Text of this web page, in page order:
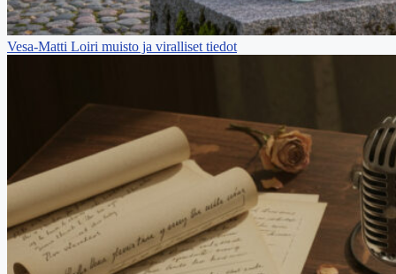
Vesa-Matti Loiri muisto ja viralliset tiedot